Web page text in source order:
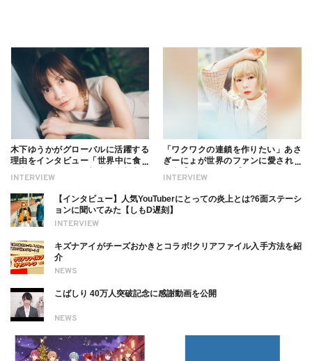
INTERVIEW
木下ゆうかがグローバルに活躍する
理由をインタビュー「世界中に食べ
ついても
INTERVIEW
「ワクワクの連鎖を作りたい」あさ
ぎーにょが世界のファンに愛される
INTERVIEW
【インタビュー】人気YouTuberにとっての炎上とは?6面ステーシ
ョンに聞いてみた【しもD遅刻】
NEWS
キズナアイがチーズおかきとコラボ!クリアファイル入手方法を紹
介
NEWS
こばしり 40万人突破記念に感謝動画を公開